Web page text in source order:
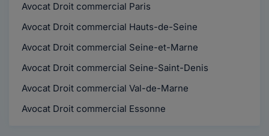
Avocat Droit commercial Paris
Avocat Droit commercial Hauts-de-Seine
Avocat Droit commercial Seine-et-Marne
Avocat Droit commercial Seine-Saint-Denis
Avocat Droit commercial Val-de-Marne
Avocat Droit commercial Essonne